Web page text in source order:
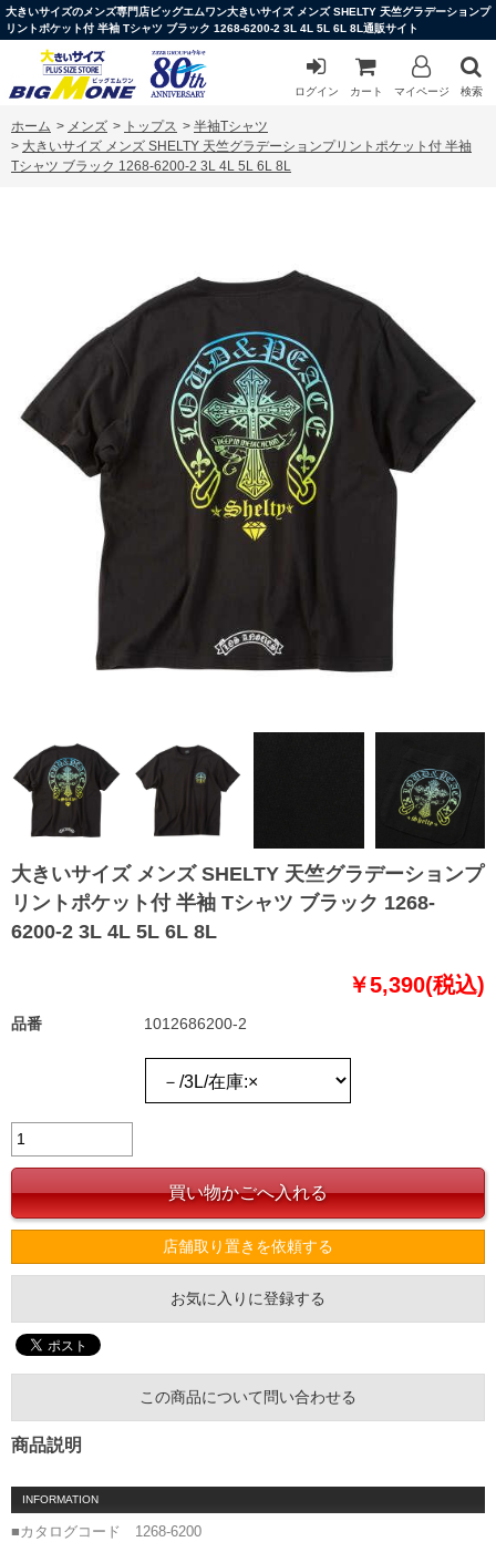
大きいサイズのメンズ専門店ビッグエムワン大きいサイズ メンズ SHELTY 天竺グラデーションプ
リントポケット付 半袖 Tシャツ ブラック 1268-6200-2 3L 4L 5L 6L 8L通販サイト
ログイン カート マイページ 検索
ホーム > メンズ > トップス > 半袖Tシャツ
> 大きいサイズ メンズ SHELTY 天竺グラデーションプリントポケット付 半袖
Tシャツ ブラック 1268-6200-2 3L 4L 5L 6L 8L
大きいサイズ メンズ SHELTY 天竺グラデーションプ
リントポケット付 半袖 Tシャツ ブラック 1268-
6200-2 3L 4L 5L 6L 8L
￥5,390(税込)
品番 1012686200-2
店舗取り置きを依頼する
お気に入りに登録する
この商品について問い合わせる
商品説明
INFORMATION
■カタログコード 1268-6200